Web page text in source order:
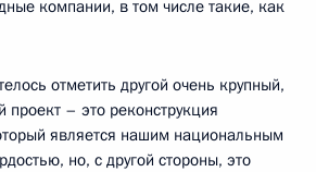
компании, в том числе такие, как
отметить другой очень крупный,
проект – это реконструкция
является нашим национальным
но, с другой стороны, это